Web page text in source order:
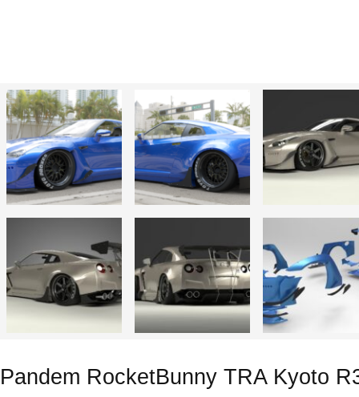
Pandem RocketBunny TRA Kyoto